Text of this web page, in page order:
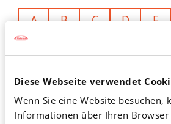
Diese Webseite verwendet
Wenn Sie eine Website besuchen,
Informationen über Ihren
A B C D E
S
T U V W
Y
Z Ä Ö Ü